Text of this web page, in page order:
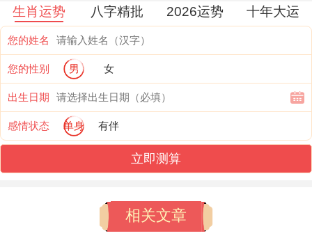
柄所需的「智力资本」，不管是资质认证考
试、职称评审、方法竞标还是学术发表，你
在这些「以文取胜」的场合将思如泉涌，表
达精准，展现出超越常人的竞争力。
这对于需要策划、研发、法律或教育等行业
的77年属蛇人尤为有利。
凭借 「太阳」同「文昌」 的双重加持，许
多过去悬而未决的项目或陷入僵局的谈判，
生肖运势 八字精批 2026运势 十年大运
您的姓名
您的性别 男 女
出生日期
感情状态 单身 有伴
立即测算
相关文章